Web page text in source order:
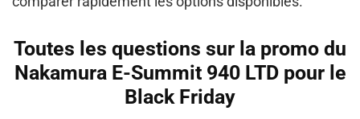
Toutes les questions sur la promo du
Nakamura E-Summit 940 LTD pour le
Black Friday